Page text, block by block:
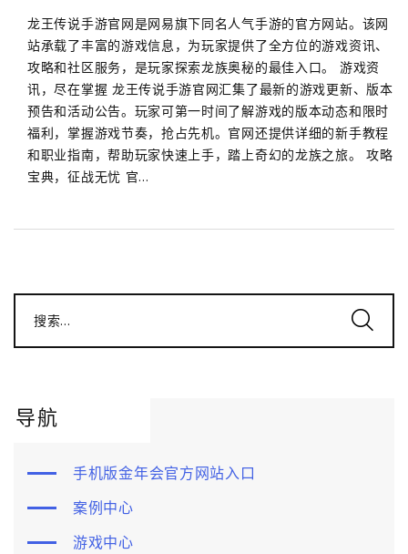
龙王传说手游官网是网易旗下同名人气手游的官方网站。该网
站承载了丰富的游戏信息，为玩家提供了全方位的游戏资讯、
攻略和社区服务，是玩家探索龙族奥秘的最佳入口。 游戏资
讯，尽在掌握 龙王传说手游官网汇集了最新的游戏更新、版本
预告和活动公告。玩家可第一时间了解游戏的版本动态和限时
福利，掌握游戏节奏，抢占先机。官网还提供详细的新手教程
和职业指南，帮助玩家快速上手，踏上奇幻的龙族之旅。 攻略
宝典，征战无忧 官...
搜索...
导航
手机版金年会官方网站入口
案例中心
游戏中心